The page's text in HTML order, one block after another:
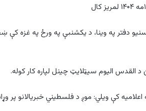
دفتر په وینا، د یکشنبې په ورځ په غزه کې
القدس الیوم سیټلایټ چینل لپاره کار کوله.
کې ویلي: موږ د فلسطیني خبریالانو پر